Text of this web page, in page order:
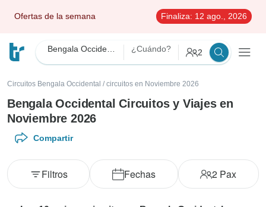
Ofertas de la semana Finaliza: 12 ago., 2026
¿Cuándo? 2
Circuitos Bengala Occidental / circuitos en Noviembre 2026
Bengala Occidental Circuitos y Viajes en
Noviembre 2026
Compartir
Fechas 2 Pax
Filtros